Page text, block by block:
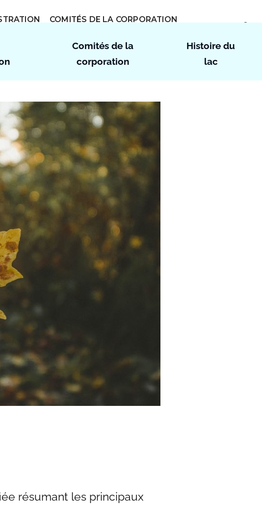
COMITÉS DE LA CORPORATION
Comités de la
corporation
Histoire du
lac
résumant les principaux